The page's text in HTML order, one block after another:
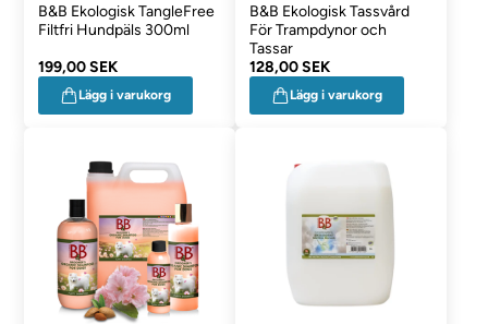
B&B Ekologisk TangleFree
Filtfri Hundpäls 300ml
199,00 SEK
Lägg i varukorg
B&B Ekologisk Tassvård
För Trampdynor och
Tassar
128,00 SEK
Lägg i varukorg